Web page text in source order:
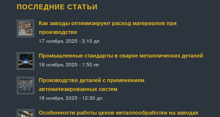
ПОСЛЕДНИЕ СТАТЬИ
Как заводы оптимизируют расход материалов при
производстве
17 ноября, 2025 - 3:10 дп
Промышленные стандарты в сварке металлических деталей
16 ноября, 2025 - 1:50 пп
Производство деталей с применением
автоматизированных систем
16 ноября, 2025 - 12:30 дп
Особенности работы цехов металлообработки на заводах